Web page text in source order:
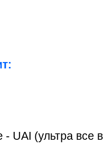
- UAI (ультра все